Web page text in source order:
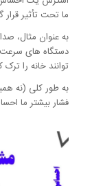
ما تحت تأثیر قرار
به عنوان مثال،
دستگاه های
توانند خانه را ترک
به طور کلی (نه
فشار بیشتر ما